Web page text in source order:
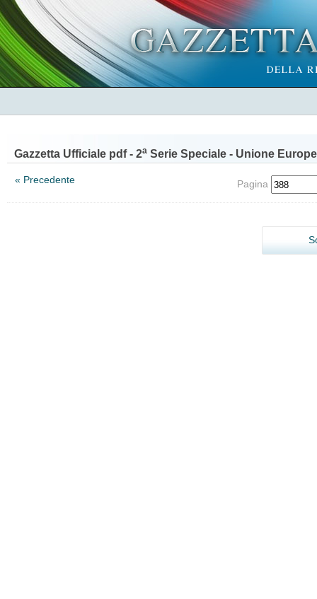
Gazzetta Ufficiale pdf - 2a Serie Speciale - Unione
« Precedente Pagina